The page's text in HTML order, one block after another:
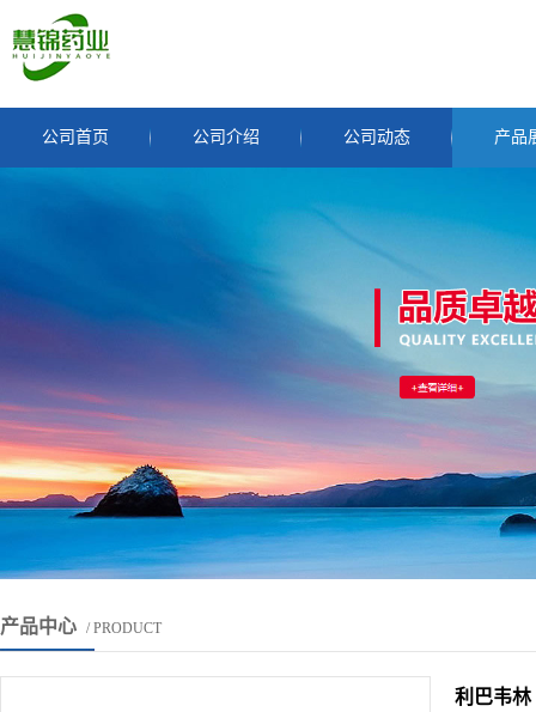
公司首页 公司介绍 公司动态 产品
产品中心 / PRODUCT
利巴韦林